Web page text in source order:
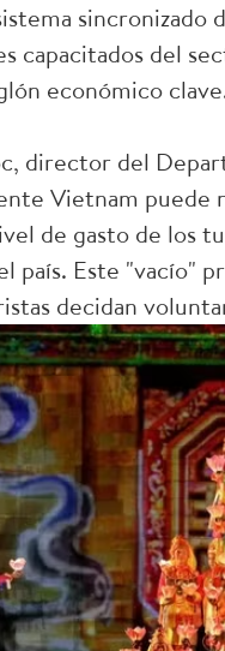
sincronizado
capacitados del
económico
director del
Vietnam
de gasto de los
país. Este "vacío"
decidan